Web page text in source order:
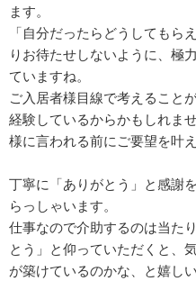
ます。
「自分だったらどうしてもら
りお待たせしないように、極
ていますね。
ご入居者様目線で考えること
経験しているからかもしれま
様に言われる前にご要望を叶
丁寧に「ありがとう」と感謝
らっしゃいます。
仕事なので介助するのは当た
とう」と仰っていただくと、
が築けているのかな、と嬉し